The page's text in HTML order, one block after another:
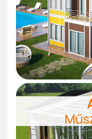
népszerűsége
házak